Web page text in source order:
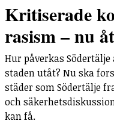
Kritiserade
rasism – nu
Hur påverkas
staden utåt? Nu ska
städer som Södertälje
och
kan få.